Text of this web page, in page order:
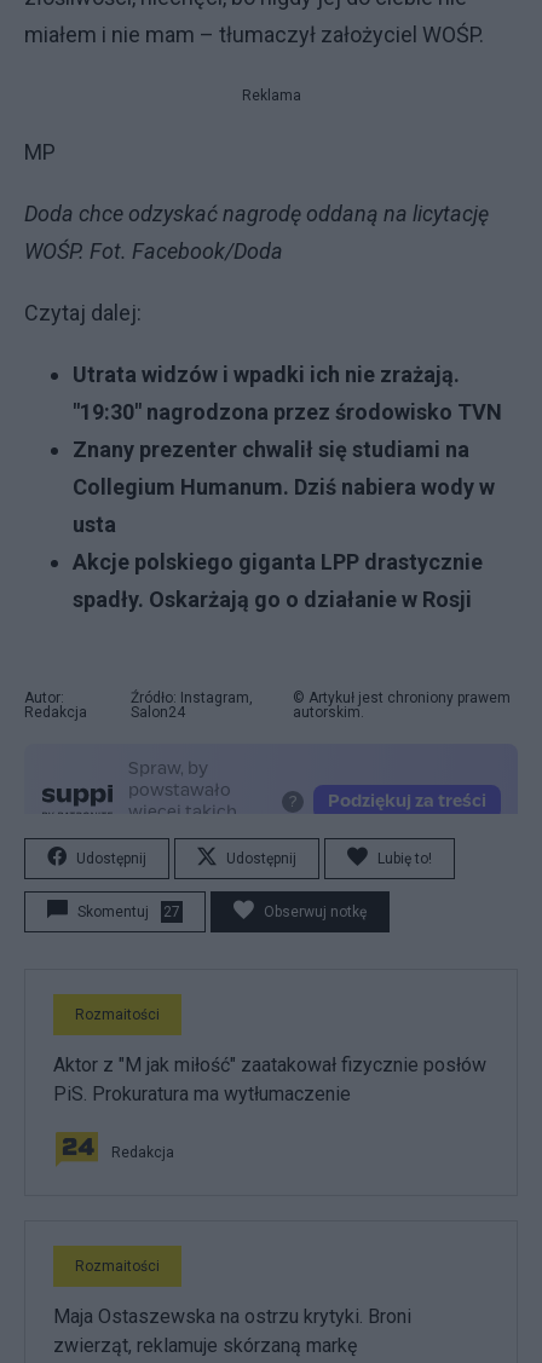
miałem i nie mam – tłumaczył założyciel WOŚP.
Reklama
MP
Doda chce odzyskać nagrodę oddaną na licytację
WOŚP. Fot. Facebook/Doda
Czytaj dalej:
Utrata widzów i wpadki ich nie zrażają.
"19:30" nagrodzona przez środowisko TVN
Znany prezenter chwalił się studiami na
Collegium Humanum. Dziś nabiera wody w
usta
Akcje polskiego giganta LPP drastycznie
spadły. Oskarżają go o działanie w Rosji
Autor:
Redakcja
Źródło: Instagram,
Salon24
© Artykuł jest chroniony prawem
autorskim.
Udostępnij Udostępnij Lubię to!
Skomentuj 27 Obserwuj notkę
Rozmaitości
Aktor z "M jak miłość" zaatakował fizycznie posłów
PiS. Prokuratura ma wytłumaczenie
Redakcja
Rozmaitości
Maja Ostaszewska na ostrzu krytyki. Broni
zwierząt, reklamuje skórzaną markę